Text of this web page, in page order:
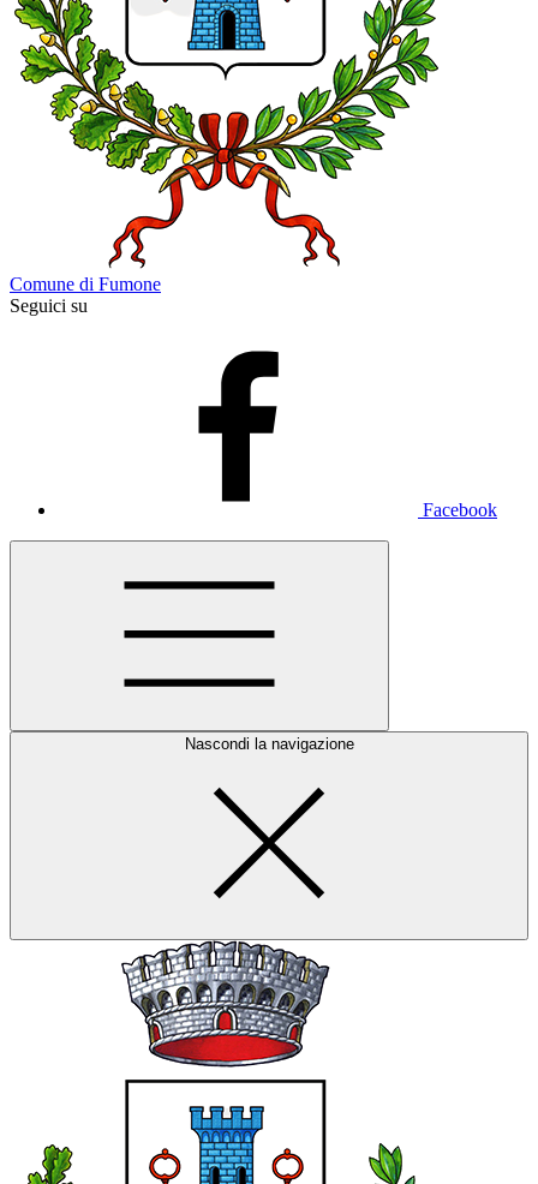
Comune di Fumone
Seguici su
Facebook
Nascondi la navigazione